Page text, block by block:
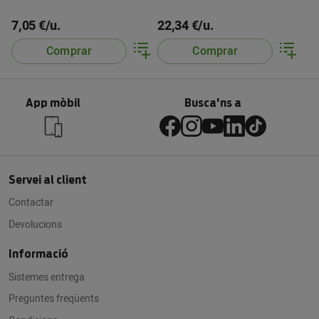
7,05 €/u.
Comprar
22,34 €/u.
Comprar
App mòbil Busca'ns a
Servei al client
Contactar
Devolucions
Informació
Sistemes entrega
Preguntes freqüents